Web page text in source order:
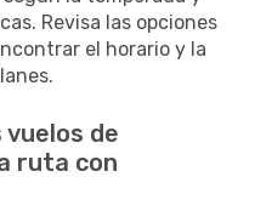
Revisa las opciones
el horario y la
de
ruta con